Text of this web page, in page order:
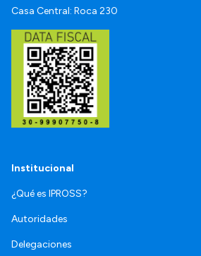
Casa Central: Roca 230
Institucional
¿Qué es IPROSS?
Autoridades
Delegaciones